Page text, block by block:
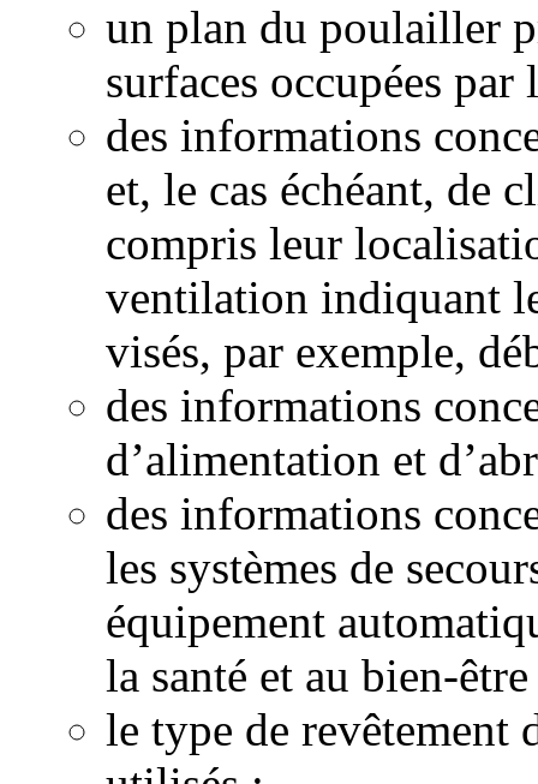
un plan du poulailler
surfaces occupées par
des informations
et, le cas échéant, de
compris leur
ventilation indiquant
visés, par exemple,
des informations
d’alimentation et
des informations
les systèmes de
équipement
la santé et au bien-
le type de revêtement